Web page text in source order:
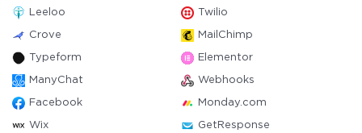
Leeloo Twilio
Crove MailChimp
Typeform Elementor
ManyChat Webhooks
Facebook Monday.com
Wix GetResponse